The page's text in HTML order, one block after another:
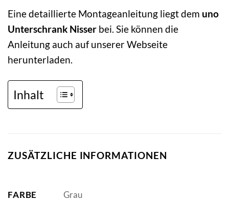
Eine detaillierte Montageanleitung liegt dem uno
Unterschrank Nisser bei. Sie können die
Anleitung auch auf unserer Webseite
herunterladen.
Inhalt
ZUSÄTZLICHE INFORMATIONEN
FARBE Grau